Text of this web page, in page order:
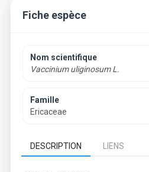
Fiche espèce
Nom scientifique
Vaccinium uliginosum L.
Famille
Ericaceae
DESCRIPTION LIENS